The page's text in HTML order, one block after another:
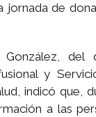
jornada de
González, del
y
indicó que,
a las